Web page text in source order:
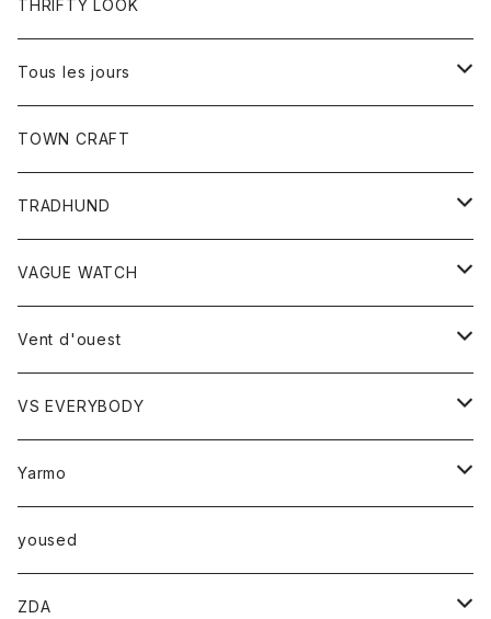
コート
トップス
Tシャツ
THRIFTY LOOK
Tous les jours
トップス
レディース
カットソー
TOWN CRAFT
TRADHUND
セーター
ベスト
VAGUE WATCH
時計
Vent d'ouest
ボトム
スカート
トップス
ベスト
VS EVERYBODY
トップス
Ｔシャツ
Yarmo
アウター
コート
小物
yoused
ZDA